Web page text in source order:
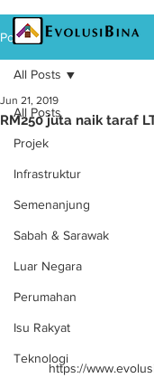
Post
All Posts
Projek
Infrastruktur
Semenanjung
Sabah & Sarawak
Luar Negara
Perumahan
Isu Rakyat
Teknologi
All Posts
RM250 juta naik taraf
Jun 21, 2019
https://